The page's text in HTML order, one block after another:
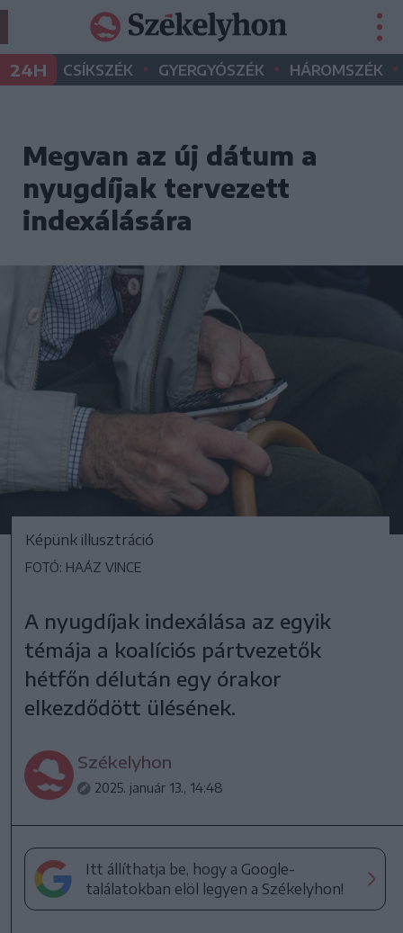
24H CSÍKSZÉK • GYERGYÓSZÉK • HÁROMSZÉK •
Megvan az új dátum a
nyugdíjak tervezett
indexálására
Képünk illusztráció
FOTÓ: HAÁZ VINCE
A nyugdíjak indexálása az egyik
témája a koalíciós pártvezetők
hétfőn délután egy órakor
elkezdődött ülésének.
Székelyhon
2025. január 13., 14:48
Itt állíthatja be, hogy a Google-
találatokban elöl legyen a Székelyhon!